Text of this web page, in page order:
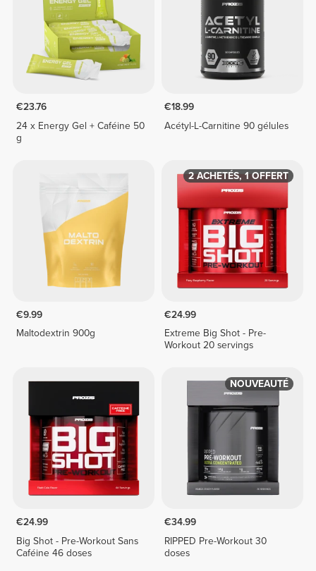
€23.76
24 x Energy Gel + Caféine 50
g
€18.99
Acétyl-L-Carnitine 90 gélules
€9.99
Maltodextrin 900g
2 ACHETÉS, 1 OFFERT
€24.99
Extreme Big Shot - Pre-
Workout 20 servings
€24.99
Big Shot - Pre-Workout Sans
Caféine 46 doses
NOUVEAUTÉ
€34.99
RIPPED Pre-Workout 30
doses